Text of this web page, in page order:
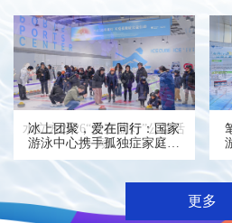
水立方2026“点亮蓝灯”公益活
动
“浪潮・青年”全国美院青年艺
术作品展在国家游泳中心开
展
冰上团聚，爱在同行：国家
游泳中心携手孤独症家庭，
共筑爱的冰壶赛道
水立方2026“点亮蓝灯”公益活
动
更多